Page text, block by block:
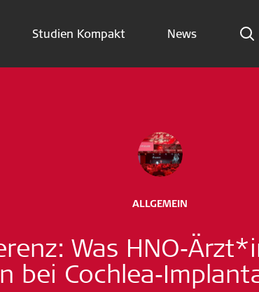
Studien Kompakt News
News
Folge uns
ALLGEMEIN
Was
bei